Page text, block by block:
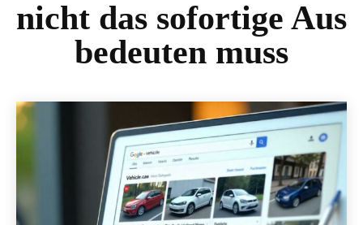
nicht das sofortige Aus
bedeuten muss